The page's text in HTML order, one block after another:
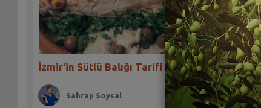
İzmir'in Sütlü Balığı Tarifi
Sahrap Soysal
Giritli